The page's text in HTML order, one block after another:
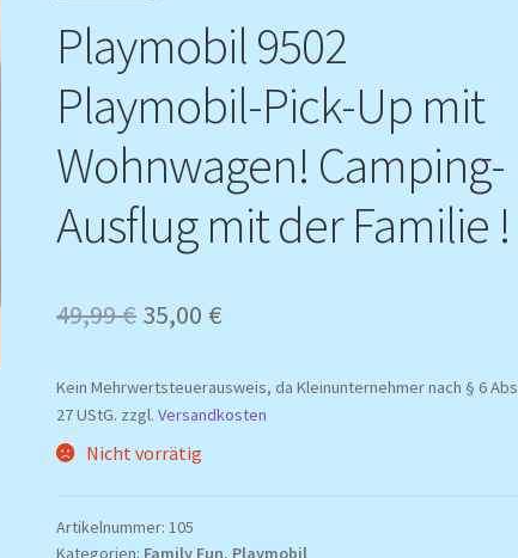
Playmobil 9502
Playmobil-Pick-Up mit
Wohnwagen! Camping-
Ausflug mit der Familie !
49,99€ Ursprünglicher
war:
49,99 €
35,00 €
ist:
Kein Mehrwertsteuerausweis, da Kleinunternehmer nach § 6
27 UStG. zzgl.Versandkosten
Nicht vorrätig
Artikelnummer:105
Kategorien: Family Fun, Playmobil